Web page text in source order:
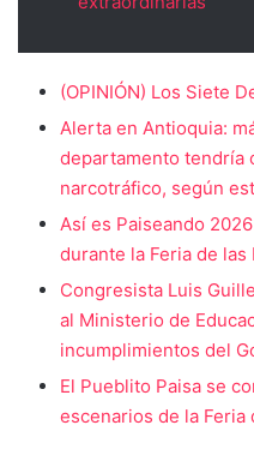
(OPINIÓN) Los Siete
Alerta en Antioquia:
departamento tendría
narcotráfico, según
Así es Paiseando
durante la Feria de las
Congresista Luis
al Ministerio de
incumplimientos del
El Pueblito Paisa se
escenarios de la Feria